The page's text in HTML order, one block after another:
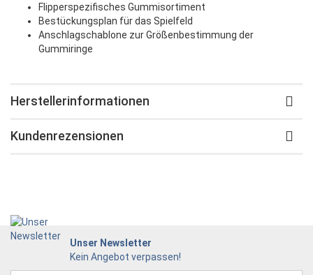
Flipperspezifisches Gummisortiment
Bestückungsplan für das Spielfeld
Anschlagschablone zur Größenbestimmung der
Gummiringe
Herstellerinformationen
Kundenrezensionen
Unser Newsletter
Kein Angebot verpassen!